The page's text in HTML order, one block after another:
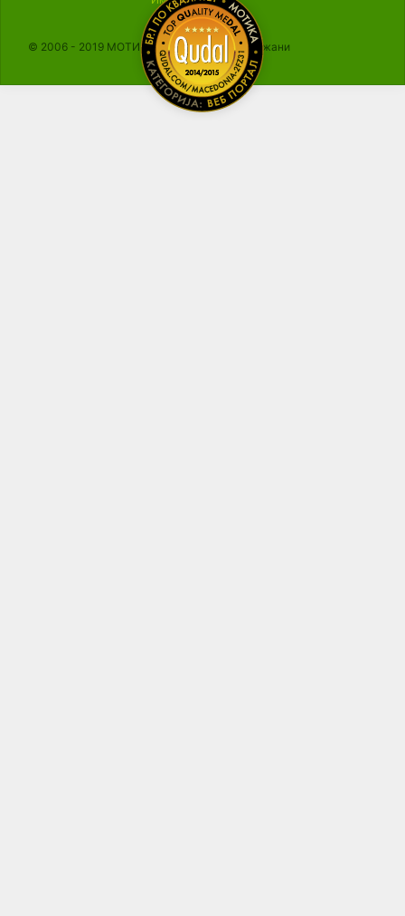
© 2006 - 2019 МОТИКА, Сите права се задржани